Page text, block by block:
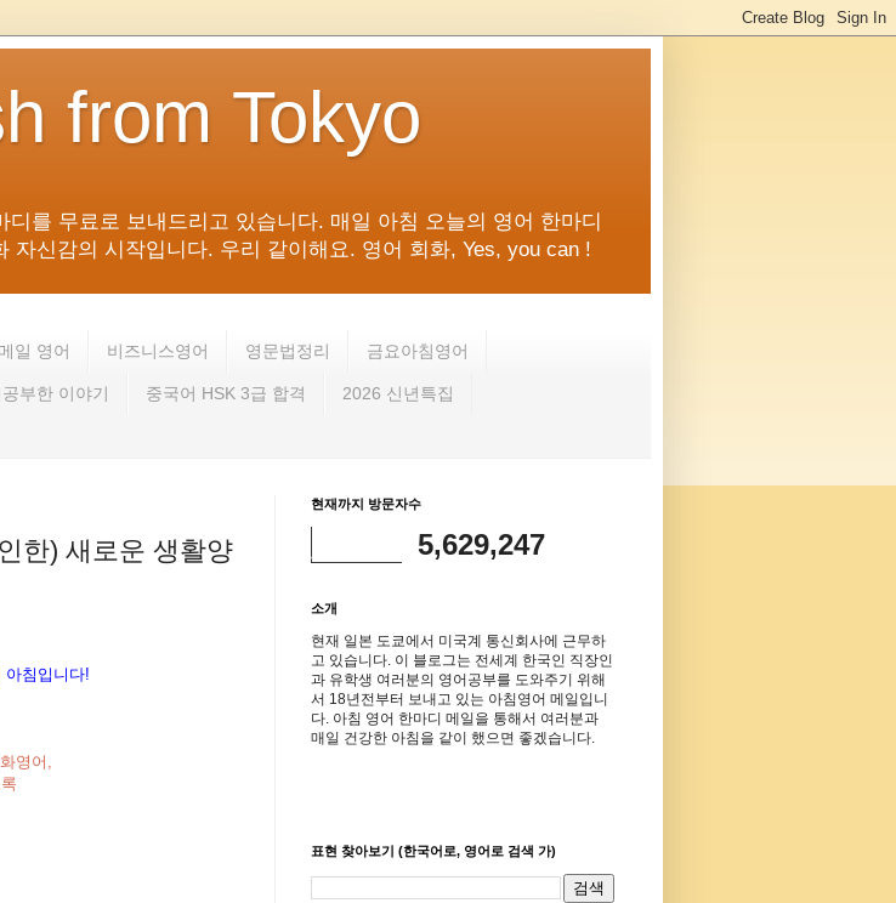
from Tokyo
를 무료로 보내드리고 있습니다. 매일 아침 오늘의 영어 한마디
신감의 시작입니다. 우리 같이해요. 영어 회화, Yes, you can !
일 영어 비즈니스영어 영문법정리 금요아침영어
부한 이야기 중국어 HSK 3급 합격 2026 신년특집
한) 새로운 생활양
아침입니다!
영어,
현재까지 방문자수
5,629,247
소개
현재 일본 도쿄에서 미국계 통신회사에 근무하
고 있습니다. 이 블로그는 전세계 한국인 직장인
과 유학생 여러분의 영어공부를 도와주기 위해
서 18년전부터 보내고 있는 아침영어 메일입니
다. 아침 영어 한마디 메일을 통해서 여러분과
매일 건강한 아침을 같이 했으면 좋겠습니다.
표현 찾아보기 (한국어로, 영어로 검색 가)